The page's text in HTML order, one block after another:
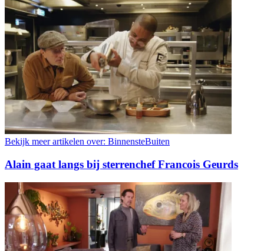
Bekijk meer artikelen over: BinnensteBuiten
Alain gaat langs bij sterrenchef Francois Geurds